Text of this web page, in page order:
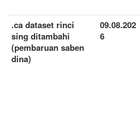
.ca dataset rinci
sing ditambahi
(pembaruan saben
dina)
09.08.202
6